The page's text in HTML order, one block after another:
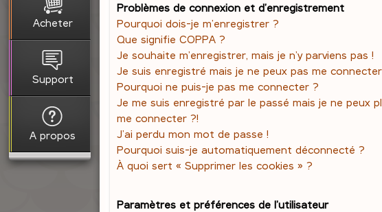
Acheter
Support
A propos
Problèmes de connexion et d’enregistrement
Pourquoi dois-je m’enregistrer ?
Que signifie COPPA ?
Je souhaite m’enregistrer, mais je n’y parviens pas !
Je suis enregistré mais je ne peux pas me
Pourquoi ne puis-je pas me connecter ?
Je me suis enregistré par le passé mais je ne peux
me connecter ?!
J’ai perdu mon mot de passe !
Pourquoi suis-je automatiquement déconnecté ?
À quoi sert « Supprimer les cookies » ?
Paramètres et préférences de l’utilisateur